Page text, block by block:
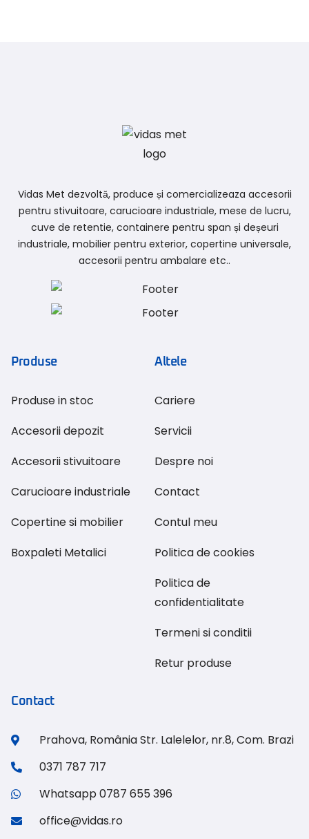
Vidas Met dezvoltă, produce și comercializeaza accesorii
pentru stivuitoare, carucioare industriale, mese de lucru,
cuve de retentie, containere pentru span și deșeuri
industriale, mobilier pentru exterior, copertine universale,
accesorii pentru ambalare etc..
Produse
Produse in stoc
Accesorii depozit
Accesorii stivuitoare
Carucioare industriale
Copertine si mobilier
Boxpaleti Metalici
Altele
Cariere
Servicii
Despre noi
Contact
Contul meu
Politica de cookies
Politica de
confidentialitate
Termeni si conditii
Retur produse
Contact
Prahova, România Str. Lalelelor, nr.8, Com. Brazi
0371 787 717
Whatsapp 0787 655 396
office@vidas.ro